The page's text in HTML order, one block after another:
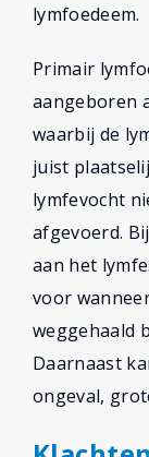
lymfoedeem.
Primair
aangeboren
waarbij de
juist
lymfevocht
afgevoerd.
aan het
voor
weggehaald
Daarnaast
ongeval,